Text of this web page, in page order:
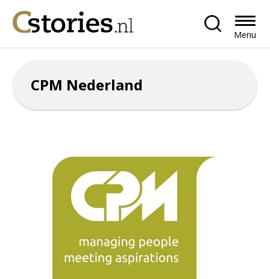
Menu
CPM Nederland